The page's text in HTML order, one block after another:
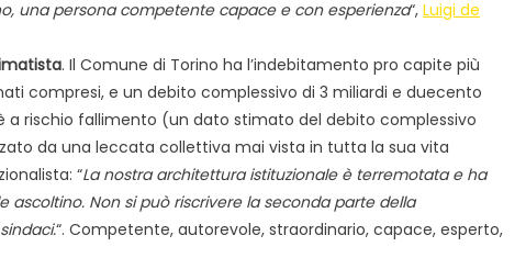
una persona competente capace e con esperienza“, Luigi de
. Il Comune di Torino ha l’indebitamento pro capite più
compresi, e un debito complessivo di 3 miliardi e duecento
a rischio fallimento (un dato stimato del debito complessivo
da una leccata collettiva mai vista in tutta la sua vita
“La nostra architettura istituzionale è terremotata e ha
ascoltino. Non si può riscrivere la seconda parte della
“. Competente, autorevole, straordinario, capace, esperto,